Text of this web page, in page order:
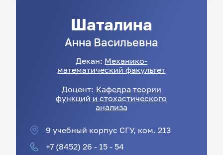
Шаталина
Анна Васильевна
Декан: Механико-
математический факультет
Доцент: Кафедра теории
функций и стохастического
анализа
9 учебный корпус СГУ, ком. 213
+7 (8452) 26 - 15 - 54